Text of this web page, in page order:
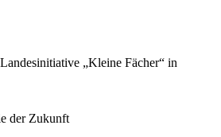
„Kleine Fächer“ in
der Zukunft